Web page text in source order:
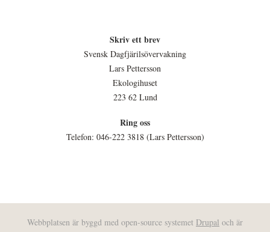
Skriv ett brev
Svensk Dagfjärilsövervakning
Lars Pettersson
Ekologihuset
223 62 Lund
Ring oss
Telefon: 046-222 3818 (Lars Pettersson)
Webbplatsen är byggd med open-source systemet Drupal och är